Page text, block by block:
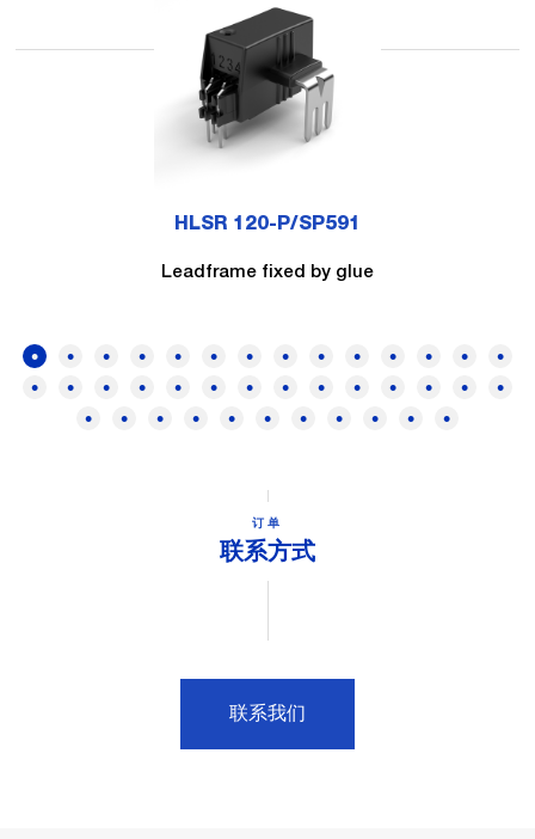
HLSR 120-P/SP591
Leadframe fixed by glue
订单
联系方式
联系我们